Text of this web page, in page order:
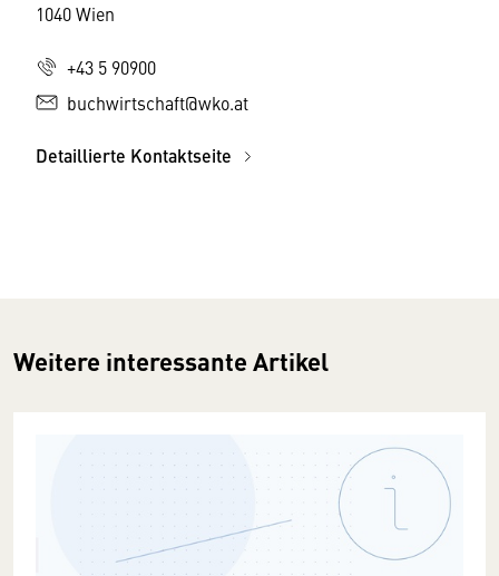
1040 Wien
+43 5 90900
buchwirtschaft@wko.at
Detaillierte Kontaktseite
Weitere interessante Artikel